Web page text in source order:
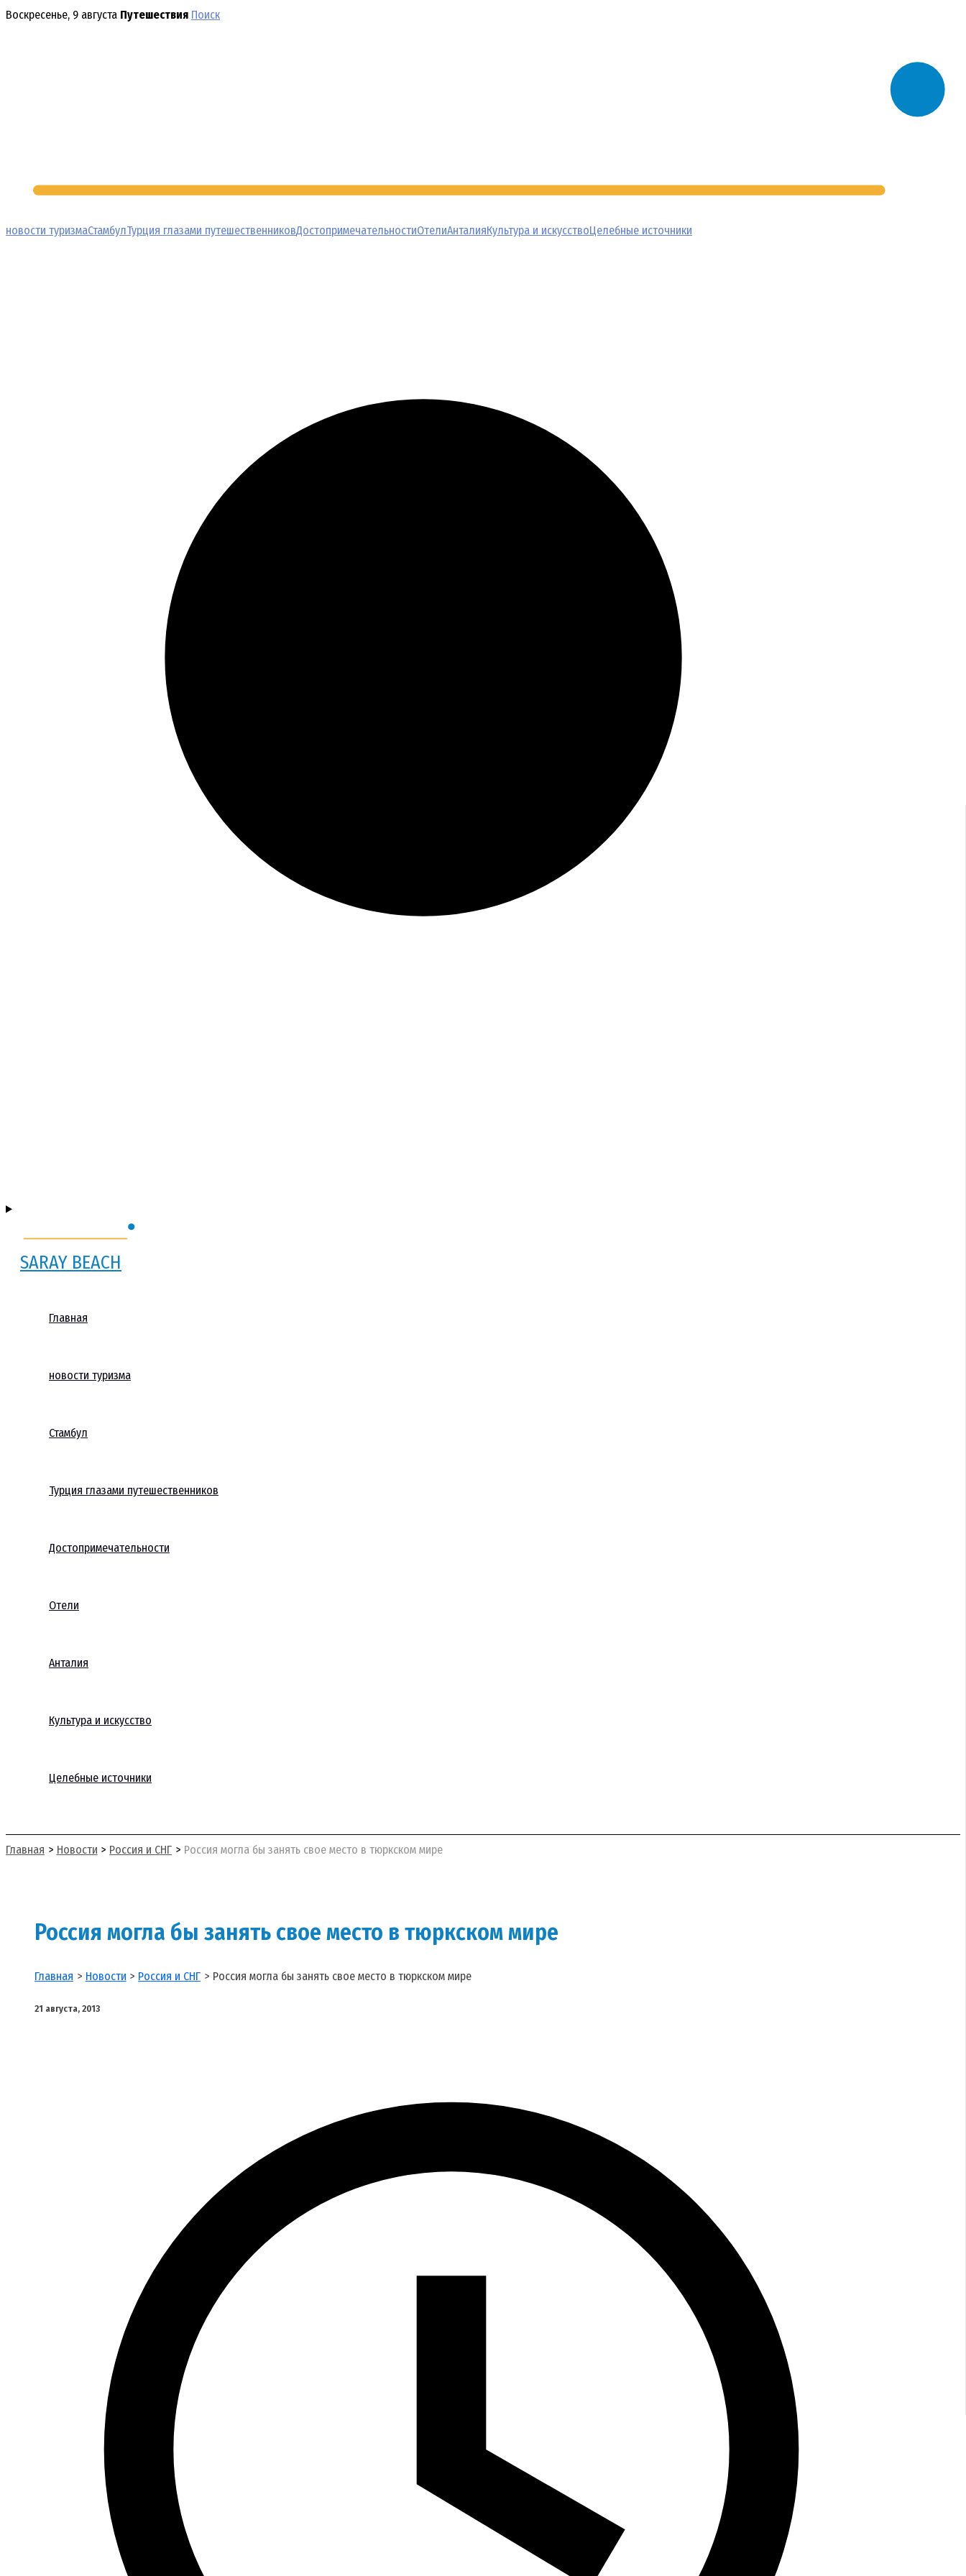
Перейти
Воскресенье, 9 августа Путешествия Поиск
новости туризмаСтамбулТурция глазами путешественниковДостопримечательностиОтелиАнталияКультура и искусствоЦелебные источники
SARAY BEACH
Главная
новости туризма
Стамбул
Турция глазами путешественников
Достопримечательности
Отели
Анталия
Культура и искусство
Целебные источники
Главная Новости Россия и СНГ Россия могла бы занять свое место в тюркском мире
Россия могла бы занять свое место в тюркском мире
Главная Новости Россия и СНГ Россия могла бы занять свое место в тюркском мире
21 августа, 2013